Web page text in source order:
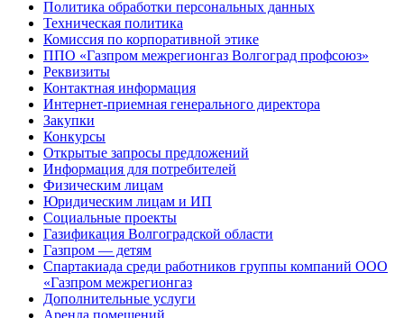
Политика обработки персональных данных
Техническая политика
Комиссия по корпоративной этике
ППО «Газпром межрегионгаз Волгоград профсоюз»
Реквизиты
Контактная информация
Интернет-приемная генерального директора
Закупки
Конкурсы
Открытые запросы предложений
Информация для потребителей
Физическим лицам
Юридическим лицам и ИП
Социальные проекты
Газификация Волгоградской области
Газпром — детям
Спартакиада среди работников группы компаний ООО
«Газпром межрегионгаз
Дополнительные услуги
Аренда помещений